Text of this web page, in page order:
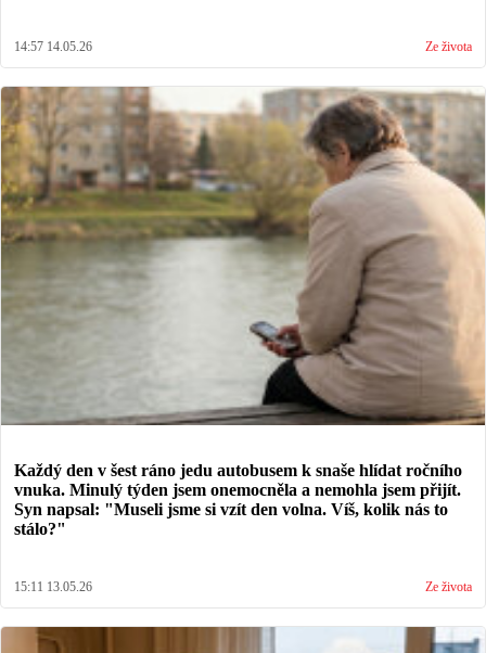
14:57 14.05.26 Ze života
Každý den v šest ráno jedu autobusem k snaše hlídat ročního
vnuka. Minulý týden jsem onemocněla a nemohla jsem přijít.
Syn napsal: "Museli jsme si vzít den volna. Víš, kolik nás to
stálo?"
15:11 13.05.26 Ze života